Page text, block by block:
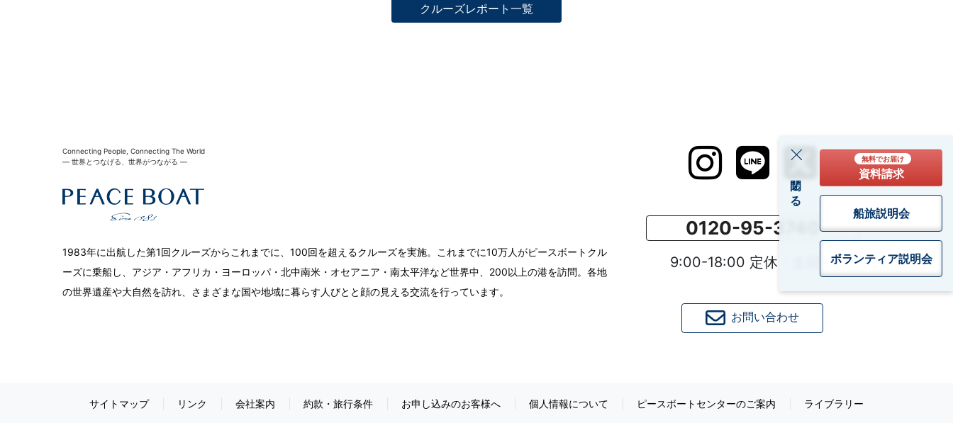
閉じる
無料でお届け
資料請求
船旅説明会
ボランティア説明会
クルーズレポート一覧
0120-95-3740
9:00-18:00 定休：土日祝
お問い合わせ
Connecting People, Connecting The World
― 世界とつなげる、世界がつながる ―
1983年に出航した第1回クルーズからこれまでに、100回を超えるクルーズを実施。これまでに10万人がピースボートクル
ーズに乗船し、アジア・アフリカ・ヨーロッパ・北中南米・オセアニア・南太平洋など世界中、200以上の港を訪問。各地
の世界遺産や大自然を訪れ、さまざまな国や地域に暮らす人びとと顔の見える交流を行っています。
サイトマップ リンク 会社案内 約款・旅行条件 お申し込みのお客様へ 個人情報について ピースボートセンターのご案内 ライブラリー